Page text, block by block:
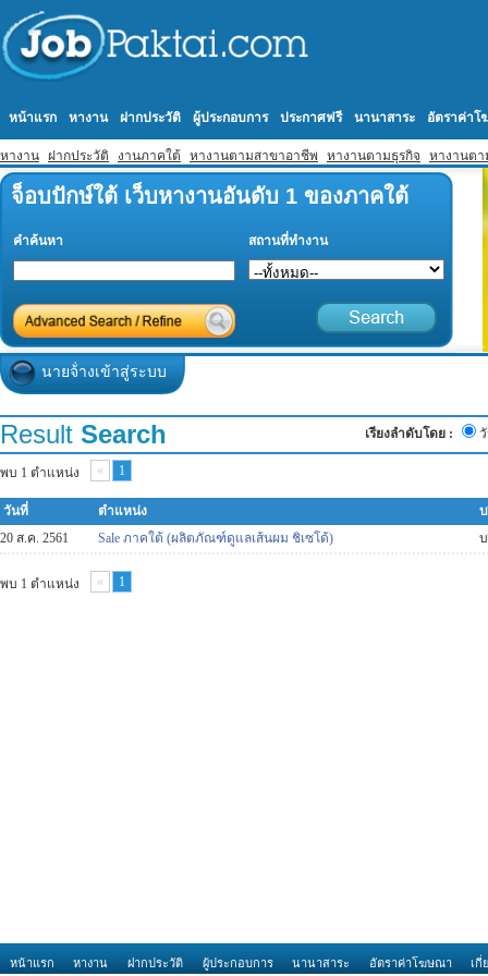
หางาน ฝากประวัติ งานภาคใต้ หางานตามสาขาอาชีพ หางานตามธุรกิจ หางานต
หน้าแรก หางาน ฝากประวัติ ผู้ประกอบการ ประกาศฟรี นานาสาระ อัตราค่า
จ็อบปักษ์ใต้ เว็บหางานอันดับ 1 ของภาคใต้
คำค้นหา สถานที่ทำงาน
นายจ้่างเข้าสู่ระบบ
Result Search เรียงลำดับโดย :
พบ 1 ตำแหน่ง « 1
วันที่ ตำแหน่ง
20 ส.ค. 2561
Sale ภาคใต้ (ผลิตภัณฑ์ดูแลเส้นผม ชิเซโด้)
พบ 1 ตำแหน่ง « 1
หน้าแรก หางาน ฝากประวัติ ผู้ประกอบการ นานาสาระ อัตราค่าโฆษณา เกี่